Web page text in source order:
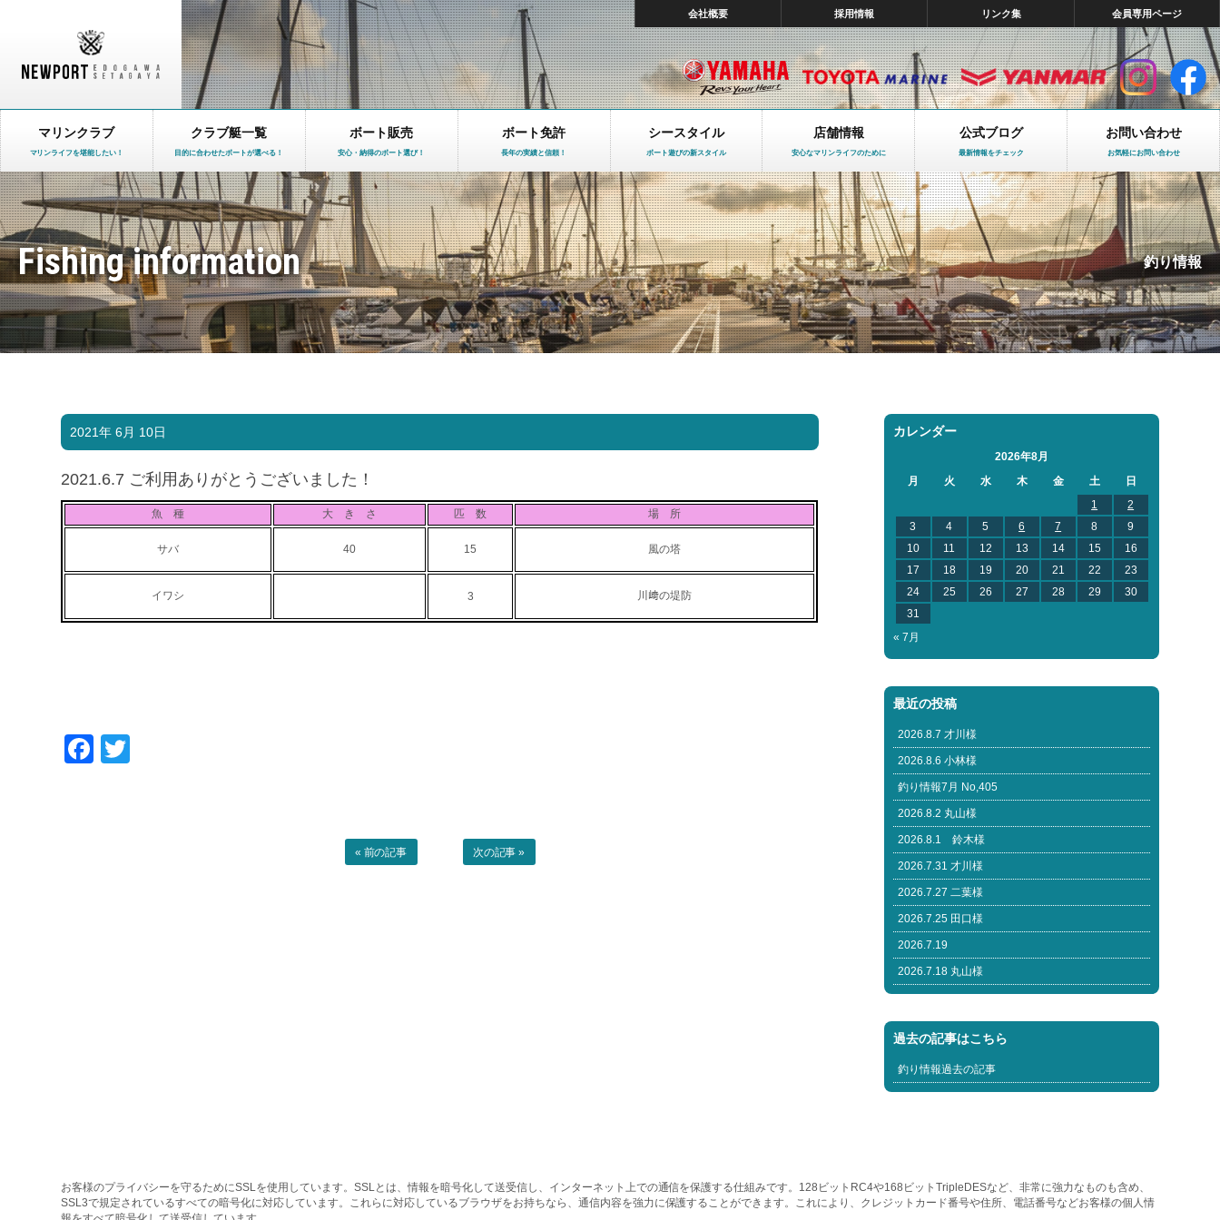
会社概要 採用情報 リンク集 会員専用ページ
マリンクラブ
マリンライフを堪能したい！
クラブ艇一覧
目的に合わせたボートが選べる！
ボート販売
安心・納得のボート選び！
ボート免許
長年の実績と信頼！
シースタイル
ボート遊びの新スタイル
店舗情報
安心なマリンライフのために
公式ブログ
最新情報をチェック
お問い合わせ
お気軽にお問い合わせ
Fishing information 釣り情報
2021年 6月 10日
2021.6.7 ご利用ありがとうございました！
魚 種 大 き さ 匹 数 場 所
サバ 40 15 風の塔
イワシ 3 川﨑の堤防
Facebook
« 前の記事 次の記事 »
カレンダー
2026年8月
月
火 水 木 金 土
日
1
2
3
4 5 6 7 8
9
10
11 12 13 14 15
16
17
18 19 20 21 22
23
24
25 26 27 28 29
30
31
« 7月
最近の投稿
2026.8.7 才川様
2026.8.6 小林様
釣り情報7月 No,405
2026.8.2 丸山様
2026.8.1 鈴木様
2026.7.31 才川様
2026.7.27 二葉様
2026.7.25 田口様
2026.7.19
2026.7.18 丸山様
過去の記事はこちら
釣り情報過去の記事
お客様のプライバシーを守るためにSSLを使用しています。SSLとは、情報を暗号化して送受信し、インターネット上での通信を保護する仕組みです。128ビットRC4や168ビットTripleDESなど、非常に強力なものも含め、
SSL3で規定されているすべての暗号化に対応しています。これらに対応しているブラウザをお持ちなら、通信内容を強力に保護することができます。これにより、クレジットカード番号や住所、電話番号などお客様の個人情